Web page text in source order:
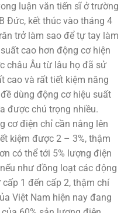
luận văn tiến sĩ ở trường
Đức, kết thúc vào tháng 4
trở làm sao để tự tay làm
cao hơn động cơ hiện
châu Âu từ lâu họ đã sử
cao và rất tiết kiệm năng
dùng động cơ hiệu suất
được chú trọng nhiều.
điện chỉ cần nâng lên
kiệm được 2 – 3%, thậm
có thể tới 5% lượng điện
như đồng loạt các động
1 đến cấp 2, thậm chí
Việt Nam hiện nay đang